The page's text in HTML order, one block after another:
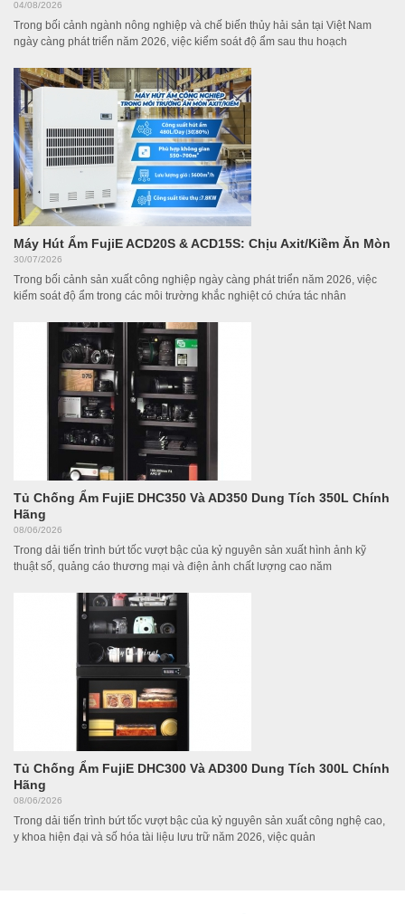
04/08/2026
Trong bối cảnh ngành nông nghiệp và chế biến thủy hải sản tại Việt Nam
ngày càng phát triển năm 2026, việc kiểm soát độ ẩm sau thu hoạch
Máy Hút Ẩm FujiE ACD20S & ACD15S: Chịu Axit/Kiềm Ăn Mòn
30/07/2026
Trong bối cảnh sản xuất công nghiệp ngày càng phát triển năm 2026, việc
kiểm soát độ ẩm trong các môi trường khắc nghiệt có chứa tác nhân
Tủ Chống Ẩm FujiE DHC350 Và AD350 Dung Tích 350L Chính
Hãng
08/06/2026
Trong dải tiến trình bứt tốc vượt bậc của kỷ nguyên sản xuất hình ảnh kỹ
thuật số, quảng cáo thương mại và điện ảnh chất lượng cao năm
Tủ Chống Ẩm FujiE DHC300 Và AD300 Dung Tích 300L Chính
Hãng
08/06/2026
Trong dải tiến trình bứt tốc vượt bậc của kỷ nguyên sản xuất công nghệ cao,
y khoa hiện đại và số hóa tài liệu lưu trữ năm 2026, việc quản